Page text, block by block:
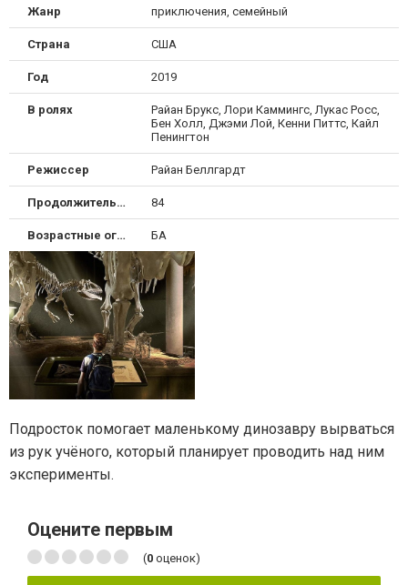
Жанр приключения, семейный
Страна США
Год 2019
В ролях
Райан Брукс, Лори Каммингс, Лукас Росс,
Бен Холл, Джэми Лой, Кенни Питтс, Кайл
Пенингтон
Режиссер Райан Беллгардт
Продолжительность 84
Возрастные ограничения БА
Подросток помогает маленькому динозавру вырваться
из рук учёного, который планирует проводить над ним
эксперименты.
Оцените первым
(0 оценок)